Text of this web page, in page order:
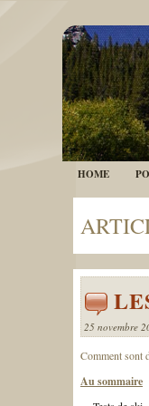
HOME
25 novembre
Comment sont
Au sommaire